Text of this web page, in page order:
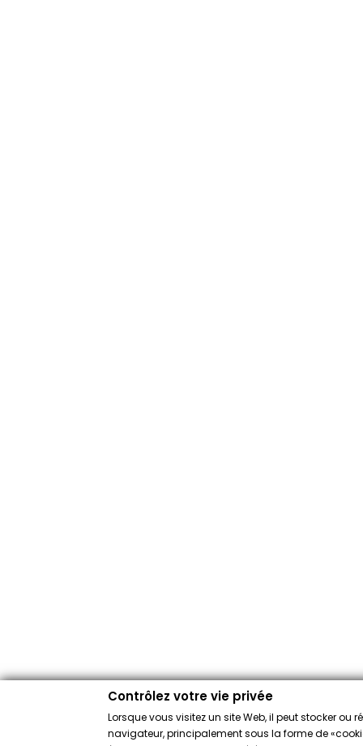
Contrôlez votre vie privée
Lorsque vous visitez un site Web, il peut stocker ou
navigateur, principalement sous la forme de